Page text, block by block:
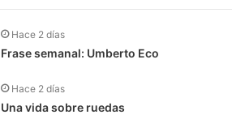
Hace 2 días
Frase semanal: Umberto Eco
Hace 2 días
Una vida sobre ruedas